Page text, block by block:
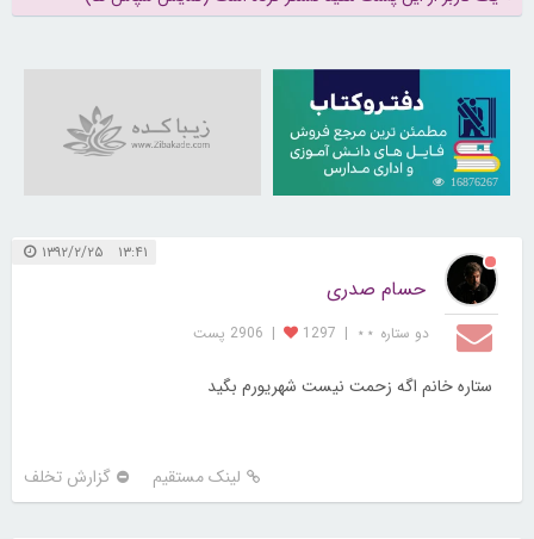
16876267
۱۳:۴۱ ۱۳۹۲/۲/۲۵
حسام صدری
دو ستاره ⋆⋆ |
1297
| 2906 پست
ستاره خانم اگه زحمت نیست شهریورم بگید
لینک مستقیم گزارش تخلف